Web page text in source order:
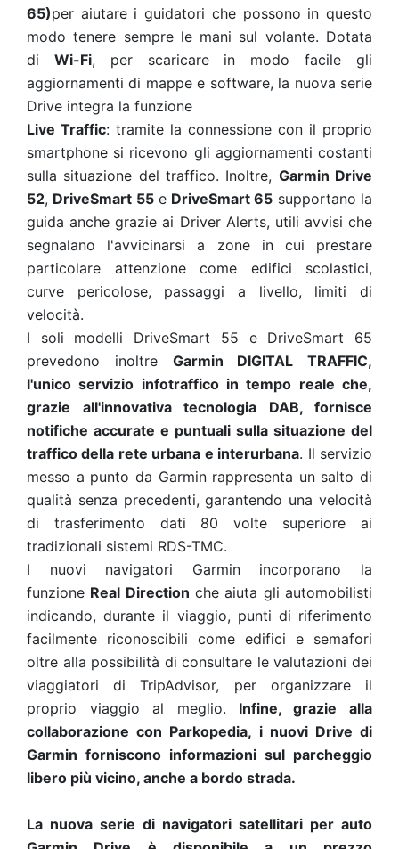
65)per aiutare i guidatori che possono in questo
modo tenere sempre le mani sul volante. Dotata
di Wi-Fi, per scaricare in modo facile gli
aggiornamenti di mappe e software, la nuova serie
Drive integra la funzione
Live Traffic: tramite la connessione con il proprio
smartphone si ricevono gli aggiornamenti costanti
sulla situazione del traffico. Inoltre, Garmin Drive
52, DriveSmart 55e DriveSmart 65 supportano la
guida anche grazie ai Driver Alerts, utili avvisi che
segnalano l'avvicinarsi a zone in cui prestare
particolare attenzione come edifici scolastici,
curve pericolose, passaggi a livello, limiti di
velocità.
I soli modelli DriveSmart 55 e DriveSmart 65
prevedono inoltre Garmin DIGITAL TRAFFIC,
l'unico servizio infotraffico in tempo reale che,
grazie all'innovativa tecnologia DAB, fornisce
notifiche accurate e puntuali sulla situazione del
traffico della rete urbana e interurbana. Il servizio
messo a punto da Garmin rappresenta un salto di
qualità senza precedenti, garantendo una velocità
di trasferimento dati 80 volte superiore ai
tradizionali sistemi RDS-TMC.
I nuovi navigatori Garmin incorporano la
funzione Real Direction che aiuta gli automobilisti
indicando, durante il viaggio, punti di riferimento
facilmente riconoscibili come edifici e semafori
oltre alla possibilità di consultare le valutazioni dei
viaggiatori di TripAdvisor, per organizzare il
proprio viaggio al meglio. Infine, grazie alla
collaborazione con Parkopedia, i nuovi Drive di
Garmin forniscono informazioni sul parcheggio
libero più vicino, anche a bordo strada.
La nuova serie di navigatori satellitari per auto